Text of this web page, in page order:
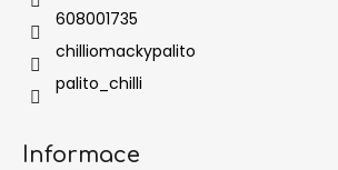
608001735
chilliomackypalito
palito_chilli
Informace